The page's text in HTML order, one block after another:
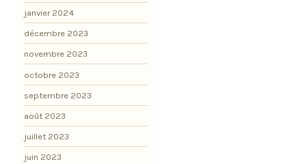
janvier 2024
décembre 2023
novembre 2023
octobre 2023
septembre 2023
août 2023
juillet 2023
juin 2023